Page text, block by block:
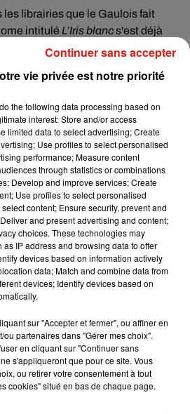
librairies que le Gaulois fait
intitulé L’Iris blancs'est déjà
d’exemplaires. Ce sera très
vente de livres en France
2026
Blanco invite Selena Gomez et
G sur son nouveau single
2026
Desk invite Charlie Puth pour une
session solaire
vie privée est notre priorité
do the following data processing based on
interest: Store and/or access
limited data to select advertising; Create
Use profiles to select personalised
performance; Measure content
through statistics or combinations
Develop and improve services; Create
Use profiles to select personalised
content; Ensure security, prevent and
and present advertising and content;
choices. These technologies may
IP address and browsing data to offer
devices based on information actively
data; Match and combine data from
devices; Identify devices based on
sur "Accepter et fermer", ou affiner en
partenaires dans "Gérer mes choix".
en cliquant sur "Continuer sans
s'appliqueront que pour ce site. Vous
ou retirer votre consentement à tout
cookies" situé en bas de chaque page.
Continuer sans accepter